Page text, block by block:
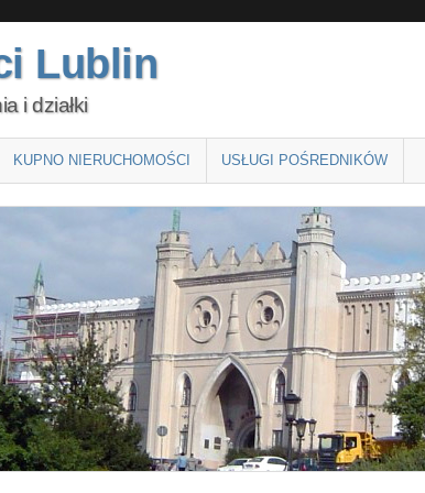
Lublin
i działki
KUPNO NIERUCHOMOŚCI USŁUGI POŚREDNIKÓW